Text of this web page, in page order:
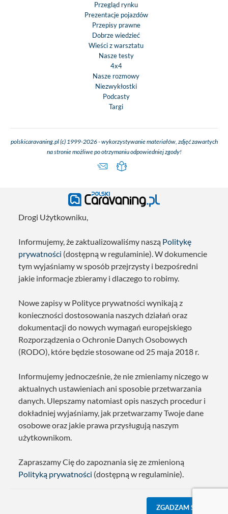
Przegląd rynku
Prezentacje pojazdów
Przepisy prawne
Dobrze wiedzieć
Wieści z warsztatu
Nasze testy
4x4
Nasze rozmowy
Niezwykłostki
Podcasty
Targi
polskicaravaning.pl (c) 1999-2026 - wykorzystywanie materiałów, zdjęć zawartych
na stronie możliwe po otrzymaniu odpowiedniej zgody!
Drogi Użytkowniku,
Informujemy, że zaktualizowaliśmy naszą Politykę
prywatności (dostępną w regulaminie). W dokumencie
tym wyjaśniamy w sposób przejrzysty i bezpośredni
jakie informacje zbieramy i dlaczego to robimy.
Nowe zapisy w Polityce prywatności wynikają z
konieczności dostosowania naszych działań oraz
dokumentacji do nowych wymagań europejskiego
Rozporządzenia o Ochronie Danych Osobowych
(RODO), które będzie stosowane od 25 maja 2018 r.
Informujemy jednocześnie, że nie zmieniamy niczego w
aktualnych ustawieniach ani sposobie przetwarzania
danych. Ulepszamy natomiast opis naszych procedur i
dokładniej wyjaśniamy, jak przetwarzamy Twoje dane
osobowe oraz jakie prawa przysługują naszym
użytkownikom.
Zapraszamy Cię do zapoznania się ze zmienioną
Polityką prywatności (dostępną w regulaminie).
ZGADZAM SIĘ